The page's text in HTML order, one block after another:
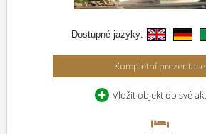
Dostupné jazyky:
Kompletní prezentace
Vložit objekt do své